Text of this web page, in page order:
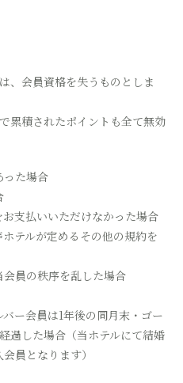
、会員資格を失うものとしま
累積されたポイントも全て無効
った場合
支払いいただけなかった場合
テルが定めるその他の規約を
員の秩序を乱した場合
ー会員は1年後の同月末・ゴー
過した場合（当ホテルにて結婚
員となります）